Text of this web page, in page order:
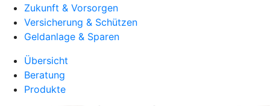
Zukunft & Vorsorgen
Versicherung & Schützen
Geldanlage & Sparen
Übersicht
Beratung
Produkte